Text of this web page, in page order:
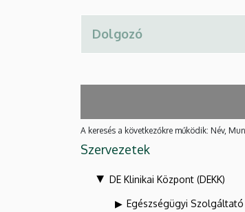
A keresés a következőkre működik: Név,
Szervezetek
DE Klinikai Központ (DEKK)
Egészségügyi Szolgáltató